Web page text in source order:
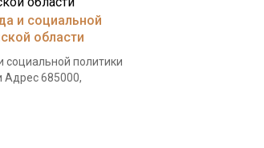
и социальной
области
социальной политики
Адрес 685000,